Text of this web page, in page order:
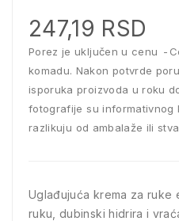
247,19 RSD
Porez je uključen u cenu
komadu. Nakon potvrde
isporuka proizvoda u roku
fotografije su informativnog
razlikuju od ambalaže ili
Uglađujuća krema za ruke
ruku, dubinski hidrira i